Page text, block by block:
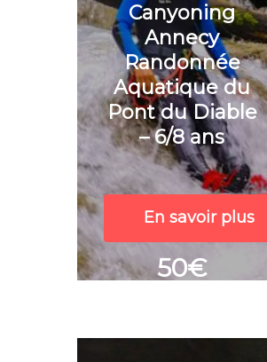
Canyoning
Annecy
Randonnée
Aquatique du
Pont du Diable
– 6/8 ans
En savoir plus
50€